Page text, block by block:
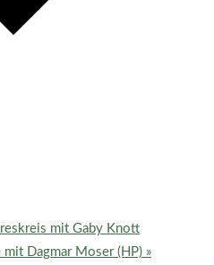
mit Gaby Knott
Dagmar Moser (HP) »